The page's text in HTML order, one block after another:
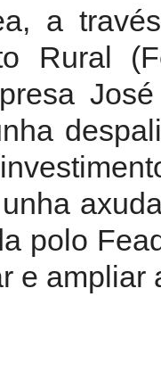
a
Rural
polo
e